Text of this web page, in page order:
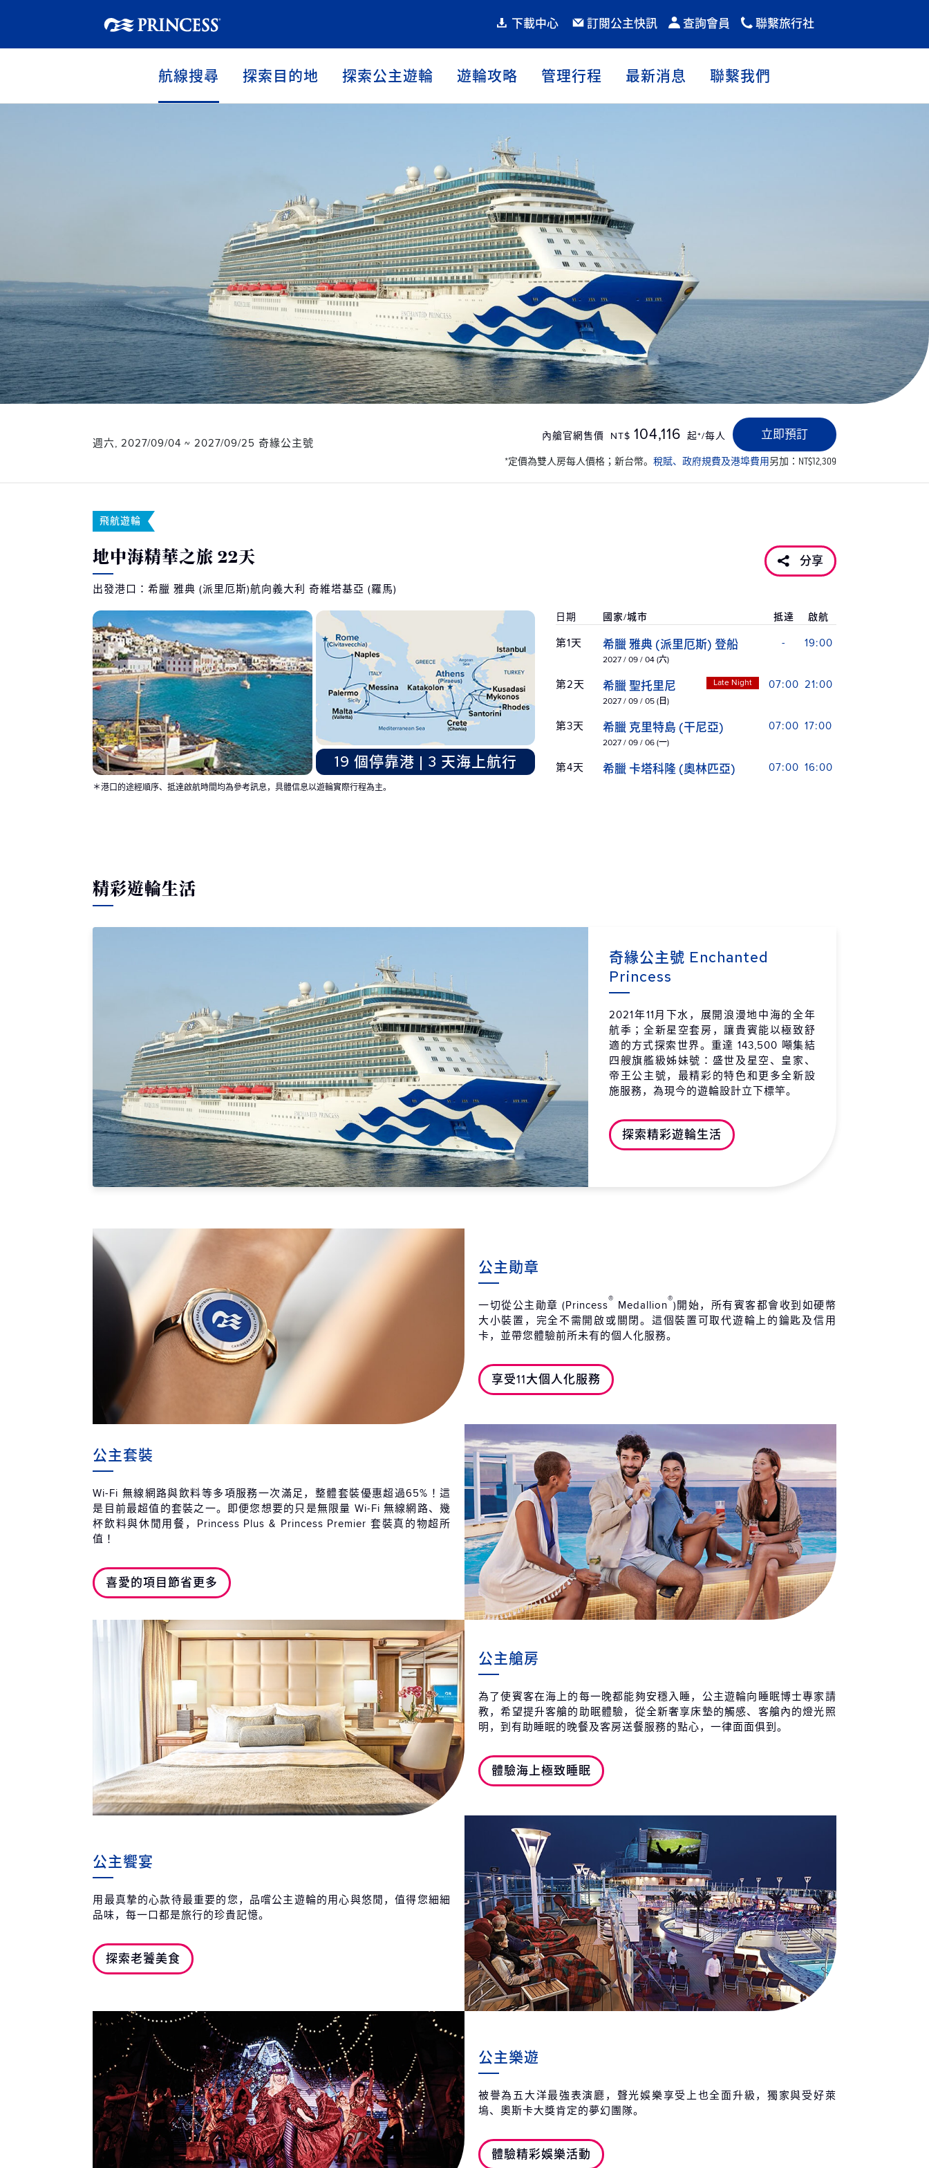
下載中心 訂閱公主快訊 查詢會員 聯繫旅行社
航線搜尋 探索目的地 探索公主遊輪 遊輪攻略 管理行程 最新消息 聯繫我們
週六, 2027/09/04 ~ 2027/09/25 奇緣公主號
內艙官網售價 NT$ 104,116 起*/每人 立即預訂
*定價為雙人房每人價格；新台幣。 稅賦、政府規費及港埠費用另加：NT$12,309
飛航遊輪
地中海精華之旅 22天
出發港口：希臘 雅典 (派里厄斯)航向義大利 奇維塔基亞 (羅馬)
分享
19 個停靠港 | 3 天海上航行
日期 國家/城市 抵達 啟航
第1天 希臘 雅典 (派里厄斯) 登船
2027 / 09 / 04 (六)
- 19:00
第2天 希臘 聖托里尼
2027 / 09 / 05 (日)
Late Night 07:00 21:00
第3天 希臘 克里特島 (干尼亞)
2027 / 09 / 06 (一)
07:00 17:00
第4天 希臘 卡塔科隆 (奧林匹亞) 07:00 16:00
2027 / 09 / 11 (六)
蒙特內哥羅 科托爾
2027 / 09 / 12 (日)
蒙特內哥羅 科托爾
2027 / 09 / 12 (日)
17:01 19:00
克羅埃西亞 斯普利
2027 / 09 / 13 (一)
07:00
第11天 義大利 第里雅斯特 (威尼斯) 06:00
第12天 克羅埃西亞 扎達爾
第13天
第15天 蒙特內哥羅 科托爾
2027 / 09 / 18 (六)
17:01 19:00
2027 / 09 / 19 (日)
海上巡航
馬爾他 瓦勒塔
2027 / 09 / 21 (二)
第19天 義大利 西西里 (巴勒莫)
2027 / 09 / 22 (三)
10:00 20:00
第20天 義大利 西西里 (梅西納)
2027 / 09 / 23 (四)
07:00 17:00
第21天 義大利 拿坡里 (卡布里和龐貝)
2027 / 09 / 24 (五)
07:00 18:00
第22天 義大利 奇維塔基亞 (羅馬) 抵達
2027 / 09 / 25 (六)
06:00 -
＊港口的途經順序、抵達啟航時間均為參考訊息，具體信息以遊輪實際行程為主。
精彩遊輪生活
奇緣公主號 Enchanted
Princess
2021年11月下水，展開浪漫地中海的全年
航季；全新星空套房，讓貴賓能以極致舒
適的方式探索世界。重達 143,500 噸集結
四艘旗艦級姊妹號：盛世及星空、皇家、
帝王公主號，最精彩的特色和更多全新設
施服務，為現今的遊輪設計立下標竿。
探索精彩遊輪生活
公主勛章
一切從公主勛章 (Princess® Medallion®)開始，所有賓客都會收到如硬幣
大小裝置，完全不需開啟或關閉。這個裝置可取代遊輪上的鑰匙及信用
卡，並帶您體驗前所未有的個人化服務。
享受11大個人化服務
公主套裝
Wi-Fi 無線網路與飲料等多項服務一次滿足，整體套裝優惠超過65%！這
是目前最超值的套裝之一。即便您想要的只是無限量 Wi-Fi 無線網路、幾
杯飲料與休閒用餐，Princess Plus & Princess Premier 套裝真的物超所
值！
喜愛的項目節省更多
公主艙房
為了使賓客在海上的每一晚都能夠安穩入睡，公主遊輪向睡眠博士專家請
教，希望提升客艙的助眠體驗，從全新奢享床墊的觸感、客艙內的燈光照
明，到有助睡眠的晚餐及客房送餐服務的點心，一律面面俱到。
體驗海上極致睡眠
公主饗宴
用最真摯的心款待最重要的您，品嚐公主遊輪的用心與悠閒，值得您細細
品味，每一口都是旅行的珍貴記憶。
探索老饕美食
公主樂遊
被譽為五大洋最強表演廳，聲光娛樂享受上也全面升級，獨家與受好萊
塢、奧斯卡大獎肯定的夢幻團隊。
體驗精彩娛樂活動